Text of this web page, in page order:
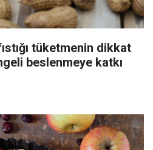
tüketmenin dikkat
beslenmeye katkı